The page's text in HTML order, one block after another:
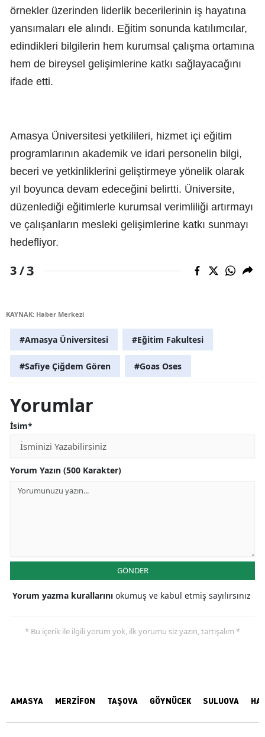
örnekler üzerinden liderlik becerilerinin iş hayatına
yansımaları ele alındı. Eğitim sonunda katılımcılar,
edindikleri bilgilerin hem kurumsal çalışma ortamına
hem de bireysel gelişimlerine katkı sağlayacağını
ifade etti.
Amasya Üniversitesi yetkilileri, hizmet içi eğitim
programlarının akademik ve idari personelin bilgi,
beceri ve yetkinliklerini geliştirmeye yönelik olarak
yıl boyunca devam edeceğini belirtti. Üniversite,
düzenlediği eğitimlerle kurumsal verimliliği artırmayı
ve çalışanların mesleki gelişimlerine katkı sunmayı
hedefliyor.
3 /3
KAYNAK: Haber Merkezi
#Amasya Üniversitesi #Eğitim Fakultesi
#Safiye Çiğdem Gören #Goas Oses
Yorumlar
İsim*
Yorum Yazın (500 Karakter)
GÖNDER
Yorum yazma kurallarını okumuş ve kabul etmiş sayılırsınız
* Bu içerik ile ilgili yorum yok, ilk yorumu siz yazın, tartışalım *
AMASYA MERZİFON TAŞOVA GÖYNÜCEK SULUOVA